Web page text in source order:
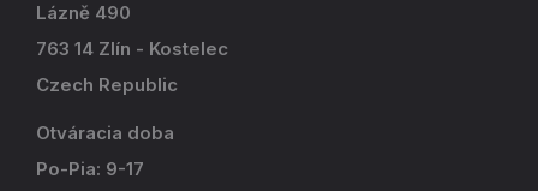
Lázně 490
763 14 Zlín - Kostelec
Czech Republic
Otváracia doba
Po-Pia: 9-17